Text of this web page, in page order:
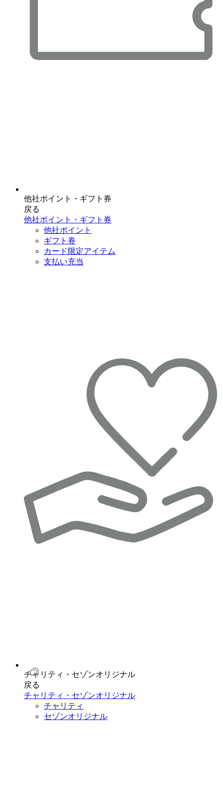
他社ポイント・ギフト券
戻る
他社ポイント・ギフト券
他社ポイント
ギフト券
カード限定アイテム
支払い充当
チャリティ・セゾンオリジナル
戻る
チャリティ・セゾンオリジナル
チャリティ
セゾンオリジナル